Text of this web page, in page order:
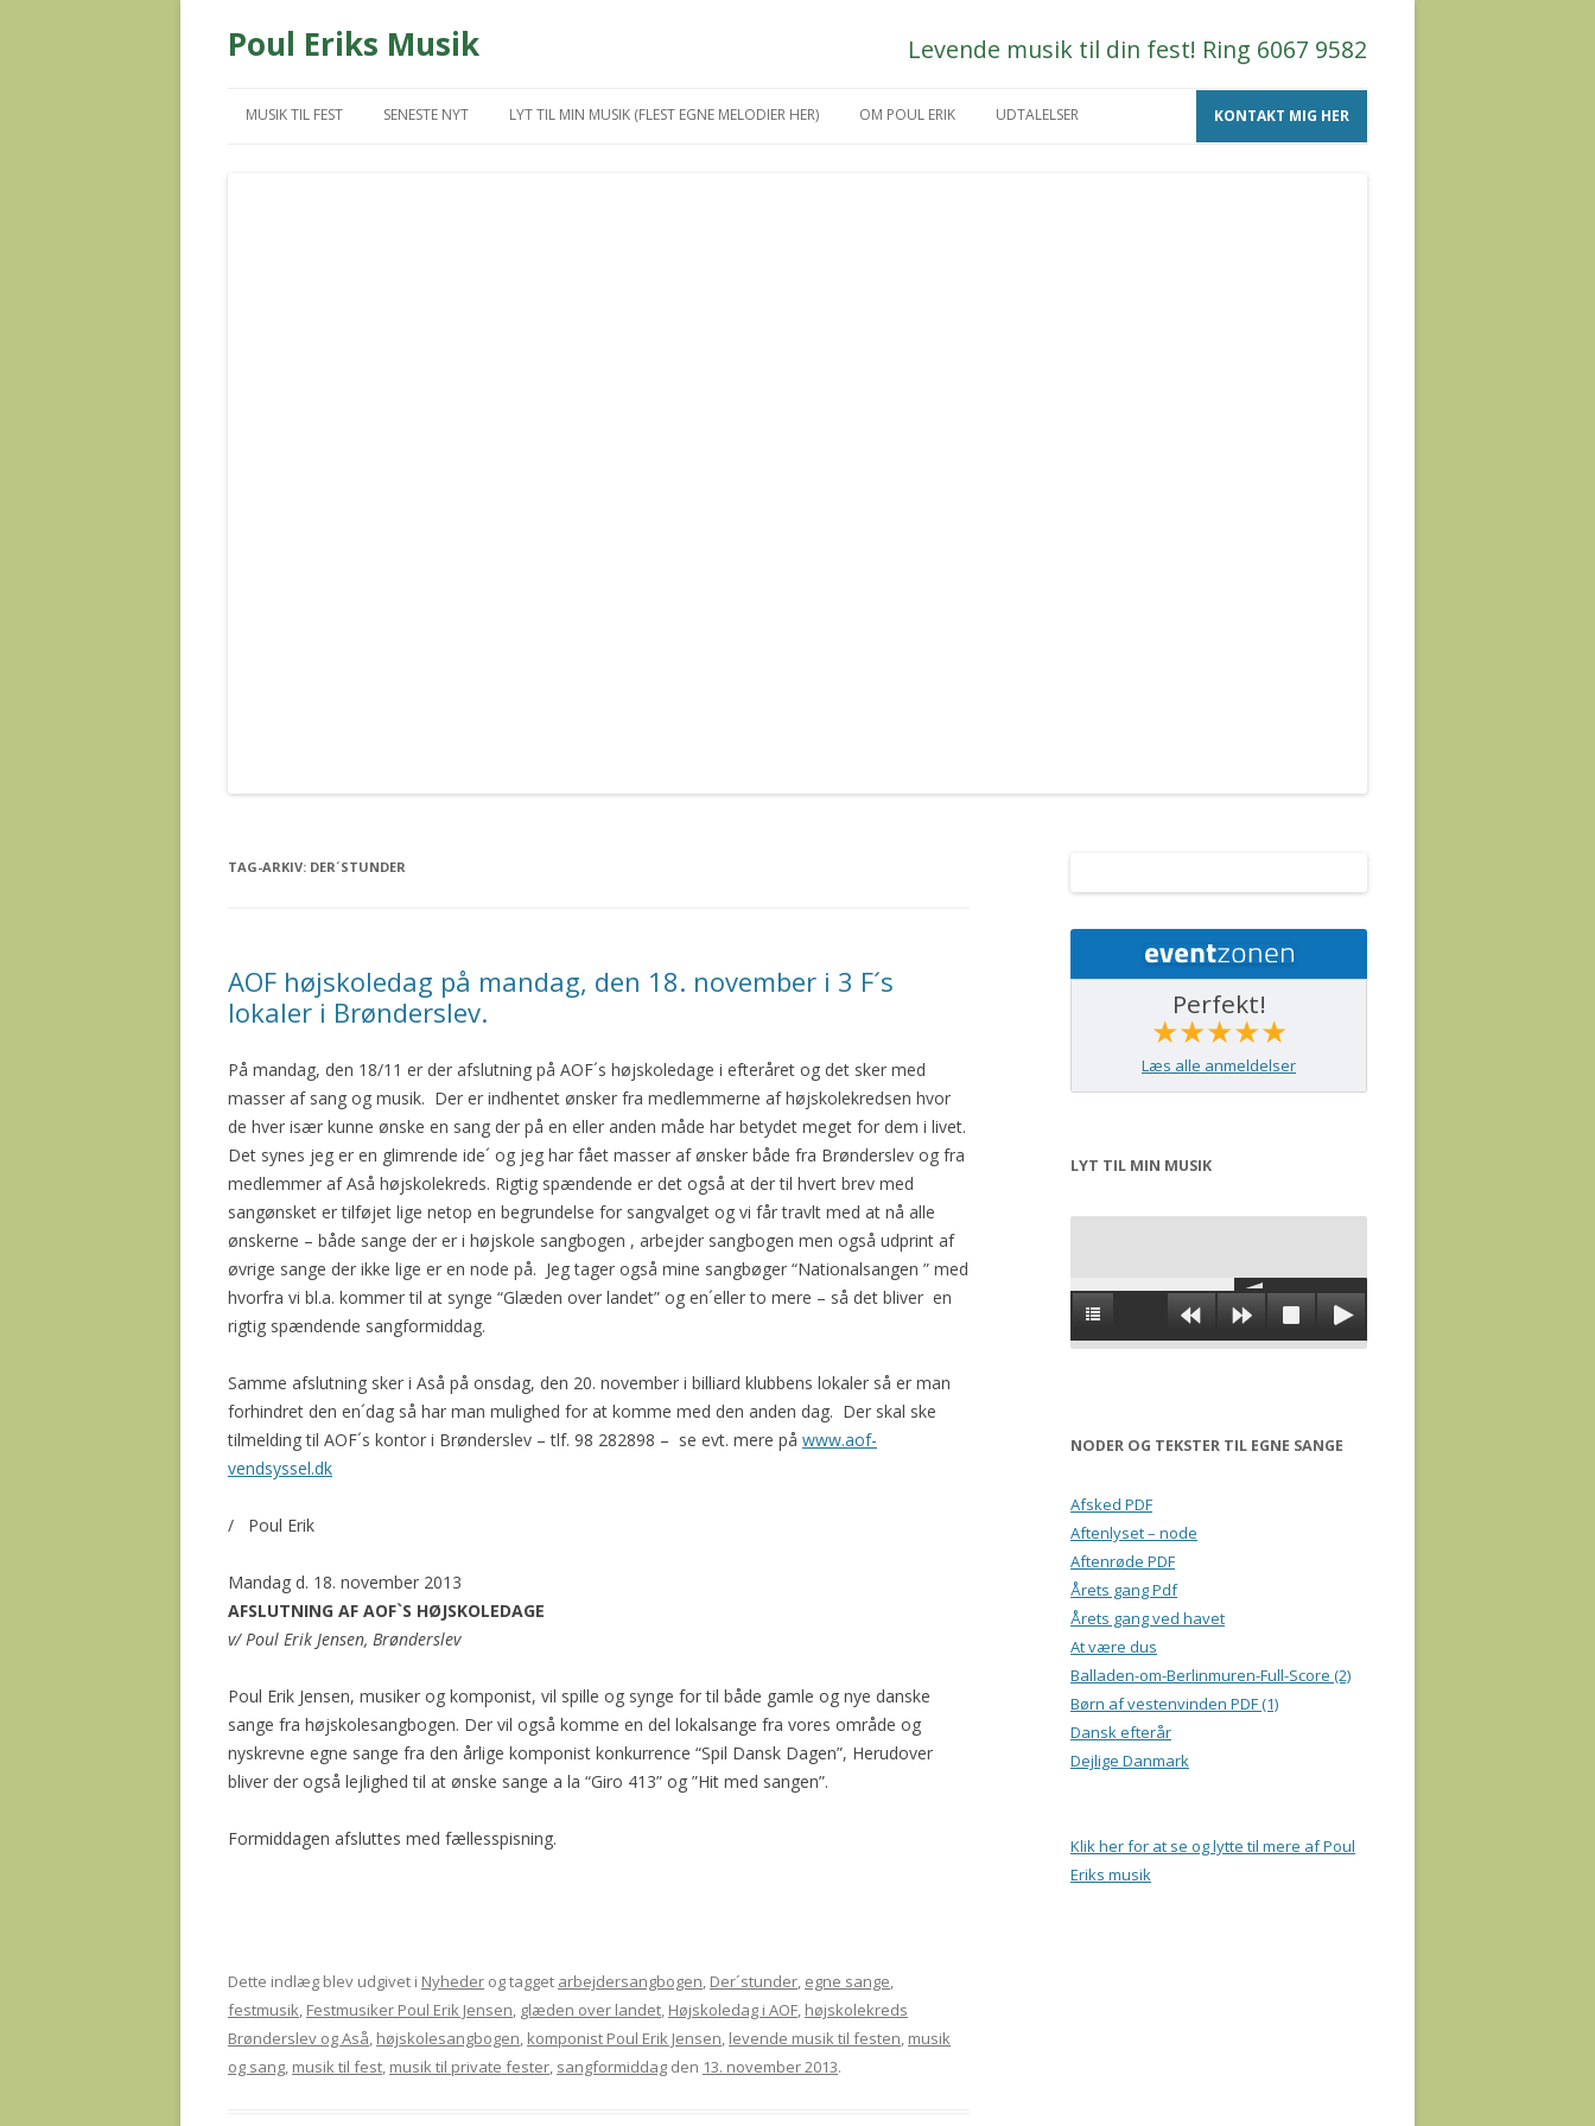
Poul Eriks Musik Levende musik til din fest! Ring 6067 9582
til
indhold
MUSIK TIL FEST SENESTE NYT LYT TIL MIN MUSIK (FLEST EGNE MELODIER HER) OM POUL ERIK UDTALELSER KONTAKT MIG HER
TAG-ARKIV: DER´STUNDER
AOF højskoledag på mandag, den 18. november i 3 F´s
lokaler i Brønderslev.
På mandag, den 18/11 er der afslutning på AOF´s højskoledage i efteråret og det sker med
masser af sang og musik. Der er indhentet ønsker fra medlemmerne af højskolekredsen hvor
de hver især kunne ønske en sang der på en eller anden måde har betydet meget for dem i livet.
Det synes jeg er en glimrende ide´ og jeg har fået masser af ønsker både fra Brønderslev og fra
medlemmer af Aså højskolekreds. Rigtig spændende er det også at der til hvert brev med
sangønsket er tilføjet lige netop en begrundelse for sangvalget og vi får travlt med at nå alle
ønskerne – både sange der er i højskole sangbogen , arbejder sangbogen men også udprint af
øvrige sange der ikke lige er en node på. Jeg tager også mine sangbøger “Nationalsangen ” med
hvorfra vi bl.a. kommer til at synge “Glæden over landet” og en´eller to mere – så det bliver en
rigtig spændende sangformiddag.
Samme afslutning sker i Aså på onsdag, den 20. november i billiard klubbens lokaler så er man
forhindret den en´dag så har man mulighed for at komme med den anden dag. Der skal ske
tilmelding til AOF´s kontor i Brønderslev – tlf. 98 282898 – se evt. mere på www.aof-
vendsyssel.dk
/ Poul Erik
Mandag d. 18. november 2013
AFSLUTNING AF AOF`S HØJSKOLEDAGE
v/ Poul Erik Jensen, Brønderslev
Poul Erik Jensen, musiker og komponist, vil spille og synge for til både gamle og nye danske
sange fra højskolesangbogen. Der vil også komme en del lokalsange fra vores område og
nyskrevne egne sange fra den årlige komponist konkurrence “Spil Dansk Dagen”, Herudover
bliver der også lejlighed til at ønske sange a la “Giro 413” og ”Hit med sangen”.
Formiddagen afsluttes med fællesspisning.
Dette indlæg blev udgivet i Nyheder og tagget arbejdersangbogen, Der´stunder, egne sange,
festmusik, Festmusiker Poul Erik Jensen, glæden over landet, Højskoledag i AOF, højskolekreds
Brønderslev og Aså, højskolesangbogen, komponist Poul Erik Jensen, levende musik til festen, musik
og sang, musik til fest, musik til private fester, sangformiddag den 13. november 2013.
Perfekt!
★★★★★
Læs alle anmeldelser
LYT TIL MIN MUSIK
NODER OG TEKSTER TIL EGNE SANGE
Afsked PDF
Aftenlyset – node
Aftenrøde PDF
Årets gang Pdf
Årets gang ved havet
At være dus
Balladen-om-Berlinmuren-Full-Score (2)
Børn af vestenvinden PDF (1)
Dansk efterår
Dejlige Danmark
Klik her for at se og lytte til mere af Poul
Eriks musik